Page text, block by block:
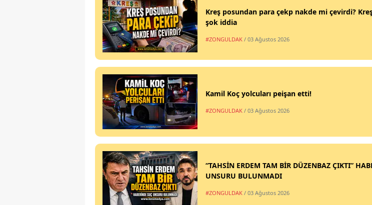
Kreş posundan para çekp nakde mi çevirdi?
şok iddia
#ZONGULDAK / 03 Ağustos 2026
Kamil Koç yolcuları peişan etti!
#ZONGULDAK / 03 Ağustos 2026
“TAHSİN ERDEM TAM BİR DÜZENBAZ ÇIKTI”
UNSURU BULUNMADI
#ZONGULDAK / 03 Ağustos 2026